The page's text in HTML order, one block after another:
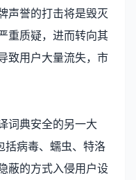
声誉的打击将是毁灭
重质疑，进而转向其
致用户大量流失，市
词典安全的另一大
括病毒、蠕虫、特洛
蔽的方式入侵用户设